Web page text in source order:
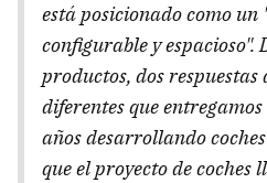
está posicionado como un
configurable y espacioso".
productos, dos respuestas
diferentes que
años desarrollando
que el proyecto de coches